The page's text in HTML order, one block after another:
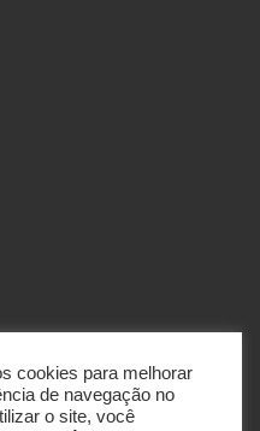
cookies para melhorar
de navegação no
o site, você